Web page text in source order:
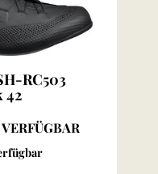
RC503
42